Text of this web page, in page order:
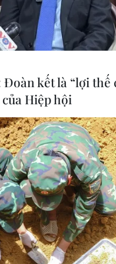
Tuyển Việt Nam
lớn nhất
Việt Nam tại
trên kênh nào?
Nam đặt mục
Indonesia
Đoàn kết là “lợi thế
Hiệp hội